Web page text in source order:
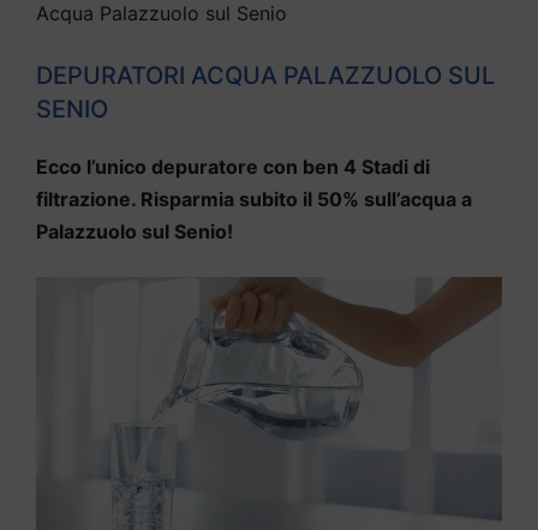
Acqua Palazzuolo sul Senio
DEPURATORI ACQUA PALAZZUOLO SUL
SENIO
Ecco l’unico depuratore con ben 4 Stadi di
filtrazione. Risparmia subito il 50% sull’acqua a
Palazzuolo sul Senio!